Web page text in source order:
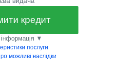
кредит
▼
послуги
можливі наслідки